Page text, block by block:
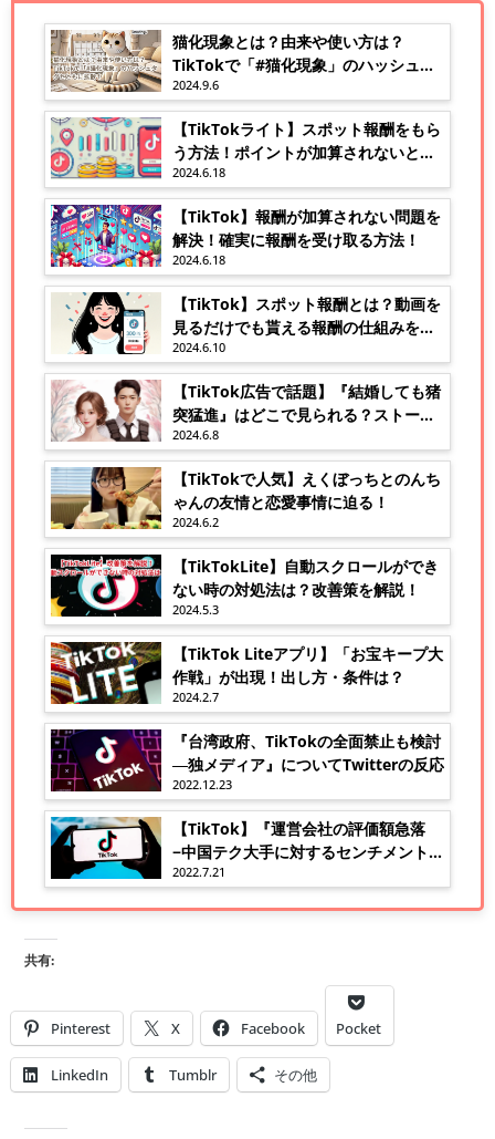
猫化現象とは？由来や使い方は？
TikTokで「#猫化現象」のハッシュタ
グとともに拡散！
2024.9.6
【TikTokライト】スポット報酬をもら
う方法！ポイントが加算されないとお
悩みの方へ
2024.6.18
【TikTok】報酬が加算されない問題を
解決！確実に報酬を受け取る方法！
2024.6.18
【TikTok】スポット報酬とは？動画を
見るだけでも貰える報酬の仕組みを解
説！
2024.6.10
【TikTok広告で話題】『結婚しても猪
突猛進』はどこで見られる？ストーリ
ーや視聴方法を解説！
2024.6.8
【TikTokで人気】えくぼっちとのんち
ゃんの友情と恋愛事情に迫る！
2024.6.2
【TikTokLite】自動スクロールができ
ない時の対処法は？改善策を解説！
2024.5.3
【TikTok Liteアプリ】「お宝キープ大
作戦」が出現！出し方・条件は？
2024.2.7
『台湾政府、TikTokの全面禁止も検討
―独メディア』についてTwitterの反応
2022.12.23
【TikTok】『運営会社の評価額急落
−中国テク大手に対するセンチメント悪
化』についてTwitterの反応
2022.7.21
共有:
Pinterest X Facebook Pocket
LinkedIn Tumblr その他